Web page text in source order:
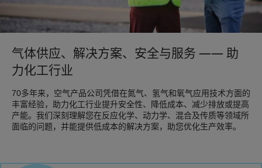
气体供应、解决方案、安全与服务 —— 助
力化工行业
70多年来，空气产品公司凭借在氮气、氢气和氧气应用技术方面的
丰富经验，助力化工行业提升安全性、降低成本、减少排放或提高
产能。我们深刻理解您在反应化学、动力学、混合及传质等领域所
面临的问题，并能提供低成本的解决方案，助您优化生产效率。